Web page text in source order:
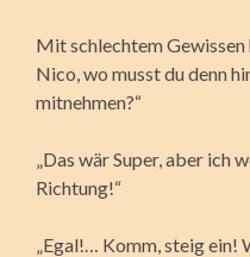
Mit schlechtem Gewissen
Nico, wo musst du denn
mitnehmen?“
„Das wär Super, aber ich
Richtung!“
„Egal!… Komm, steig ein!